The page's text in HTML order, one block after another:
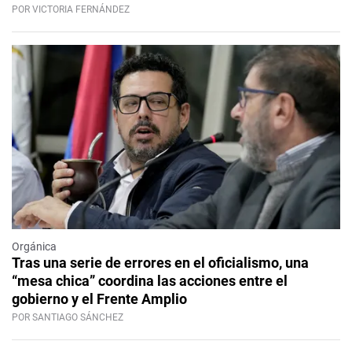
POR VICTORIA FERNÁNDEZ
Orgánica
Tras una serie de errores en el oficialismo, una
“mesa chica” coordina las acciones entre el
gobierno y el Frente Amplio
POR SANTIAGO SÁNCHEZ